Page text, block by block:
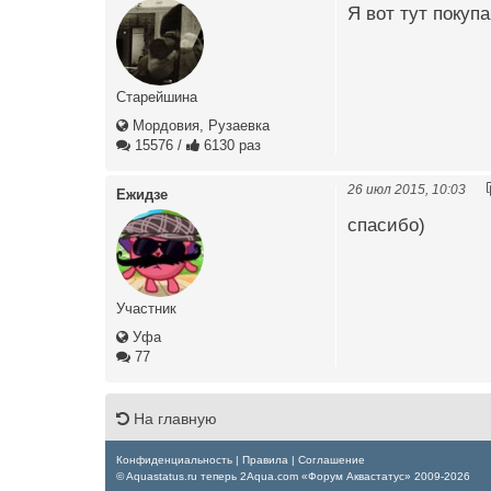
Старейшина
Мордовия, Рузаевка
15576 / 6130 раз
Я вот тут
Ежидзе
Участник
Уфа
77
26 июл 2015, 10:03
спасибо)
На главную
Конфиденциальность | Правила | Соглашение
© Aquastatus.ru теперь 2Aqua.com «Форум Аквастатус» 2009-2026